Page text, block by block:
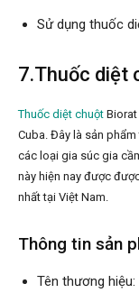
Sử dụng thuốc
7.Thuốc diệt
Thuốc diệt chuột
Cuba. Đây là sản
các loại gia súc gia
này hiện nay được
nhất tại Việt Nam.
Thông tin sản
Tên thương